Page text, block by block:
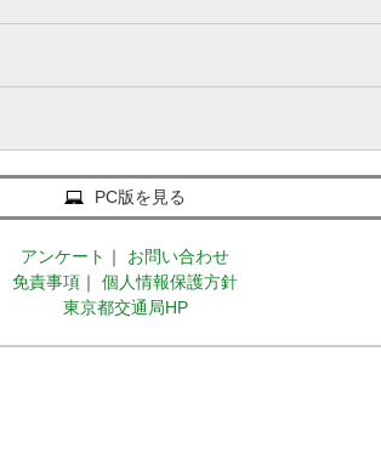
PC版を見る
アンケート ｜
お問い合わせ
免責事項 ｜
個人情報保護方針
東京都交通局HP